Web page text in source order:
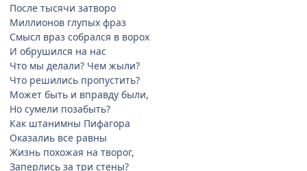
После тысячи затворо
Миллионов глупых фраз
Смысл враз собрался в ворох
И обрушился на нас
Что мы делали? Чем жыли?
Что решились пропустить?
Может быть и вправду были,
Но сумели позабыть?
Как штанимны Пифагора
Оказалиь все равны
Жизнь похожая на творог,
Заперлись за три стены?